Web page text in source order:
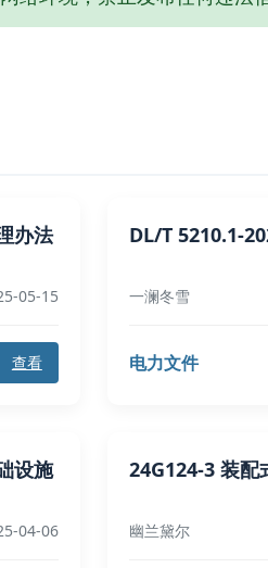
办法
05-15
查看
DL/T 5210.1-
一澜冬雪
电力文件
设施
04-06
24G124-3 装配
幽兰黛尔